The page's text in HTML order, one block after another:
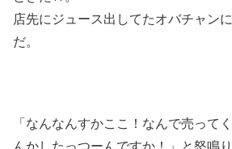
店先にジュース出してたオバチャン
だ。
「なんなんすかここ！なんで売って
んかしたっつーんですか！」と怒鳴